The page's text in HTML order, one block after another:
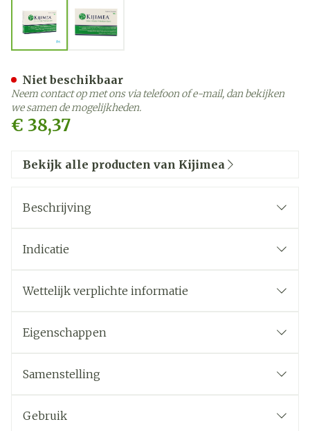
€ 38,37
Niet beschikbaar
Neem contact op met ons via telefoon of e-mail, dan bekijken
we samen de mogelijkheden.
Bekijk alle producten van Kijimea
Beschrijving
Indicatie
Wettelijk verplichte informatie
Eigenschappen
Bevat geen conserveermiddelen of aroma en
Vegan
Samenstelling
Gebruik